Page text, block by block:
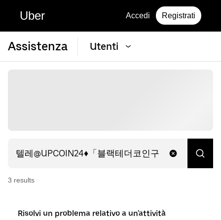
Uber Accedi Registrati
Assistenza Utenti
3 results
Risolvi un problema relativo a un'attività